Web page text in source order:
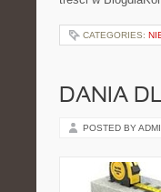
CATEGORIES:
DANIA
POSTED BY